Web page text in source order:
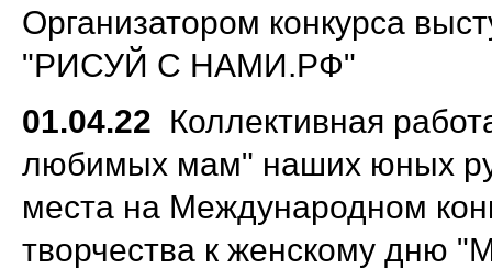
Организатором конкурса
"РИСУЙ С НАМИ.РФ"
01.04.22 Коллективная
любимых мам" наших юных
места на Международном
творчества к женскому дню